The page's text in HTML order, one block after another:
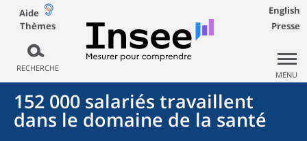
Aide
Thèmes
RECHERCHE
English
Presse
MENU
152 000 salariés travaillent
dans le domaine de la santé